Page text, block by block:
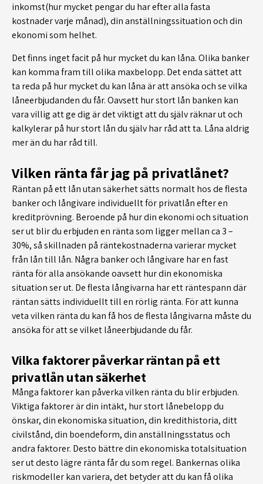
inkomst(hur mycket pengar du har efter alla fasta
kostnader varje månad), din anställningssituation och din
ekonomi som helhet.
Det finns inget facit på hur mycket du kan låna. Olika banker
kan komma fram till olika maxbelopp. Det enda sättet att
ta reda på hur mycket du kan låna är att ansöka och se vilka
låneerbjudanden du får. Oavsett hur stort lån banken kan
vara villig att ge dig är det viktigt att du själv räknar ut och
kalkylerar på hur stort lån du själv har råd att ta. Låna aldrig
mer än du har råd till.
Vilken ränta får jag på privatlånet?
Räntan på ett lån utan säkerhet sätts normalt hos de flesta
banker och långivare individuellt för privatlån efter en
kreditprövning. Beroende på hur din ekonomi och situation
ser ut blir du erbjuden en ränta som ligger mellan ca 3 –
30%, så skillnaden på räntekostnaderna varierar mycket
från lån till lån. Några banker och långivare har en fast
ränta för alla ansökande oavsett hur din ekonomiska
situation ser ut. De flesta långivarna har ett räntespann där
räntan sätts individuellt till en rörlig ränta. För att kunna
veta vilken ränta du kan få hos de flesta långivarna måste du
ansöka för att se vilket låneerbjudande du får.
Vilka faktorer påverkar räntan på ett
privatlån utan säkerhet
Många faktorer kan påverka vilken ränta du blir erbjuden.
Viktiga faktorer är din intäkt, hur stort lånebelopp du
önskar, din ekonomiska situation, din kredithistoria, ditt
civilstånd, din boendeform, din anställningsstatus och
andra faktorer. Desto bättre din ekonomiska totalsituation
ser ut desto lägre ränta får du som regel. Bankernas olika
riskmodeller kan variera, det betyder att du kan få olika